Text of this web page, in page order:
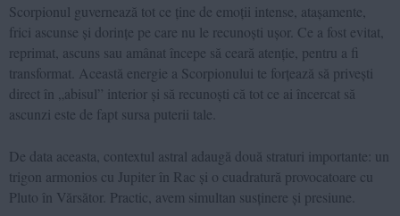
Scorpionul guvernează tot ce ține de emoții intense, atașamente,
frici ascunse și dorințe pe care nu le recunoști ușor. Ce a fost evitat,
reprimat, ascuns sau amânat începe să ceară atenție, pentru a fi
transformat. Această energie a Scorpionului te forțează să privești
direct în „abisul” interior și să recunoști că tot ce ai încercat să
ascunzi este de fapt sursa puterii tale.
De data aceasta, contextul astral adaugă două straturi importante: un
trigon armonios cu Jupiter în Rac și o cuadratură provocatoare cu
Pluto în Vărsător. Practic, avem simultan susținere și presiune.